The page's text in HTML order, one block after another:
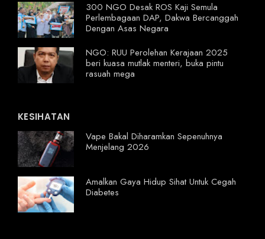
300 NGO Desak ROS Kaji Semula
Perlembagaan DAP, Dakwa Bercanggah
Dengan Asas Negara
NGO: RUU Perolehan Kerajaan 2025
beri kuasa mutlak menteri, buka pintu
rasuah mega
KESIHATAN
Vape Bakal Diharamkan Sepenuhnya
Menjelang 2026
Amalkan Gaya Hidup Sihat Untuk Cegah
Diabetes